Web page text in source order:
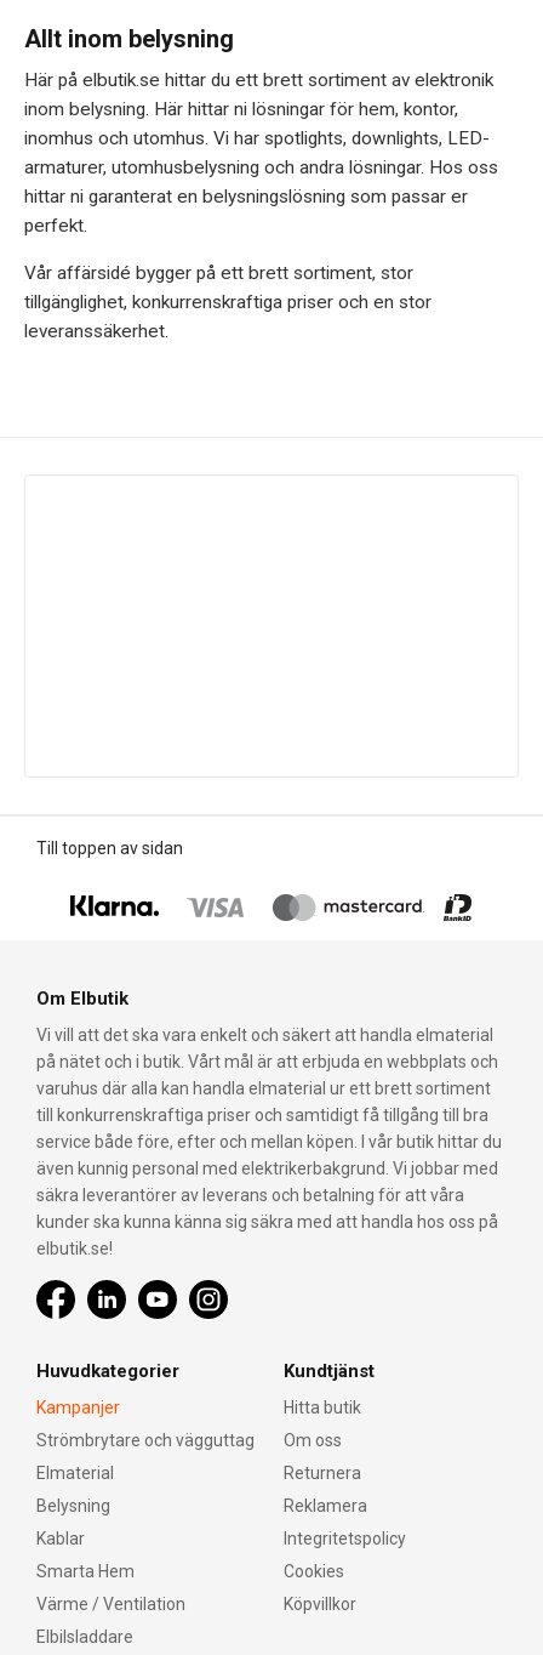
Allt inom belysning
Här på elbutik.se hittar du ett brett sortiment av elektronik
inom belysning. Här hittar ni lösningar för hem, kontor,
inomhus och utomhus. Vi har spotlights, downlights, LED-
armaturer, utomhusbelysning och andra lösningar. Hos oss
hittar ni garanterat en belysningslösning som passar er
perfekt.
Vår affärsidé bygger på ett brett sortiment, stor
tillgänglighet, konkurrenskraftiga priser och en stor
leveranssäkerhet.
Till toppen av sidan
Om Elbutik
Vi vill att det ska vara enkelt och säkert att handla elmaterial
på nätet och i butik. Vårt mål är att erbjuda en webbplats och
varuhus där alla kan handla elmaterial ur ett brett sortiment
till konkurrenskraftiga priser och samtidigt få tillgång till bra
service både före, efter och mellan köpen. I vår butik hittar du
även kunnig personal med elektrikerbakgrund. Vi jobbar med
säkra leverantörer av leverans och betalning för att våra
kunder ska kunna känna sig säkra med att handla hos oss på
elbutik.se!
Huvudkategorier
Kampanjer
Strömbrytare och vägguttag
Elmaterial
Belysning
Kablar
Smarta Hem
Värme / Ventilation
Elbilsladdare
Kundtjänst
Hitta butik
Om oss
Returnera
Reklamera
Integritetspolicy
Cookies
Köpvillkor